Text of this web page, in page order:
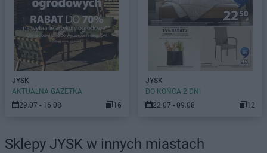
JYSK
AKTUALNA GAZETKA
29.07 - 16.08
16
JYSK
DO KOŃCA 2 DNI
22.07 - 09.08
12
Sklepy JYSK w innych miastach